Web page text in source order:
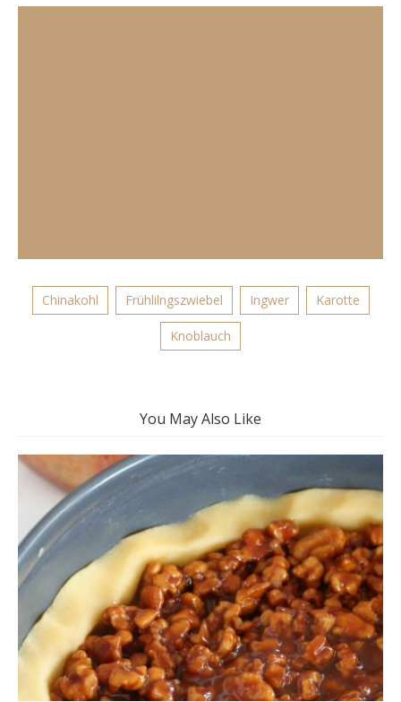
Chinakohl Frühlilngszwiebel Ingwer Karotte
Knoblauch
You May Also Like